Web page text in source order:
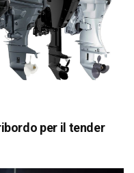
per il tender